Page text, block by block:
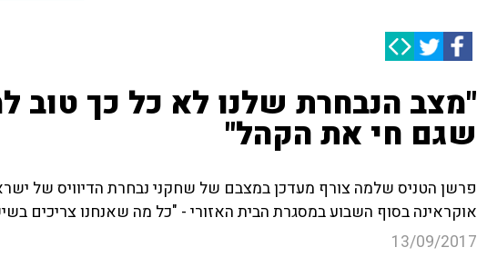
"מצב הנבחרת שלנו לא כל כך טוב
שגם חי את הקהל"
פרשן הטניס שלמה צורף מעדכן במצבם של שחקני נבחרת הדיוויס של
אוקראינה בסוף השבוע במסגרת הבית האזורי - "כל מה שאנחנו צריכים
13/09/2017